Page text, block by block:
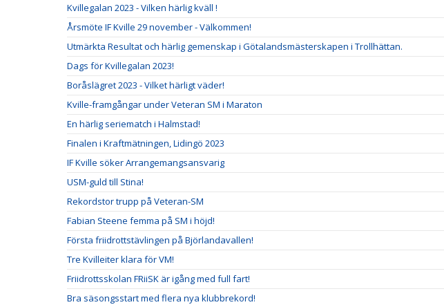
Kvillegalan 2023 - Vilken härlig kväll !
Årsmöte IF Kville 29 november - Välkommen!
Utmärkta Resultat och härlig gemenskap i Götalandsmästerskapen i Trollhättan.
Dags för Kvillegalan 2023!
Boråslägret 2023 - Vilket härligt väder!
Kville-framgångar under Veteran SM i Maraton
En härlig seriematch i Halmstad!
Finalen i Kraftmätningen, Lidingö 2023
IF Kville söker Arrangemangsansvarig
USM-guld till Stina!
Rekordstor trupp på Veteran-SM
Fabian Steene femma på SM i höjd!
Första friidrottstävlingen på Björlandavallen!
Tre Kvilleiter klara för VM!
Friidrottsskolan FRiiSK är igång med full fart!
Bra säsongsstart med flera nya klubbrekord!